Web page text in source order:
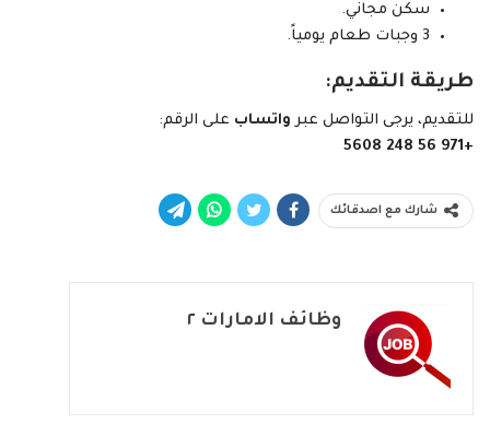
سكن مجاني.
3 وجبات طعام يومياً.
طريقة التقديم:
للتقديم، يرجى التواصل عبر واتساب على الرقم:
+971 56 248 5608
شارك مع اصدقائك
وظائف الامارات ٢